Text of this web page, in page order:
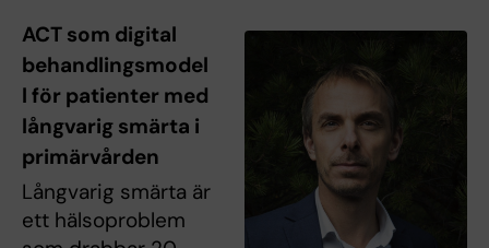
ACT som digital
behandlingsmodel
l för patienter med
långvarig smärta i
primärvården
Långvarig smärta är
ett hälsoproblem